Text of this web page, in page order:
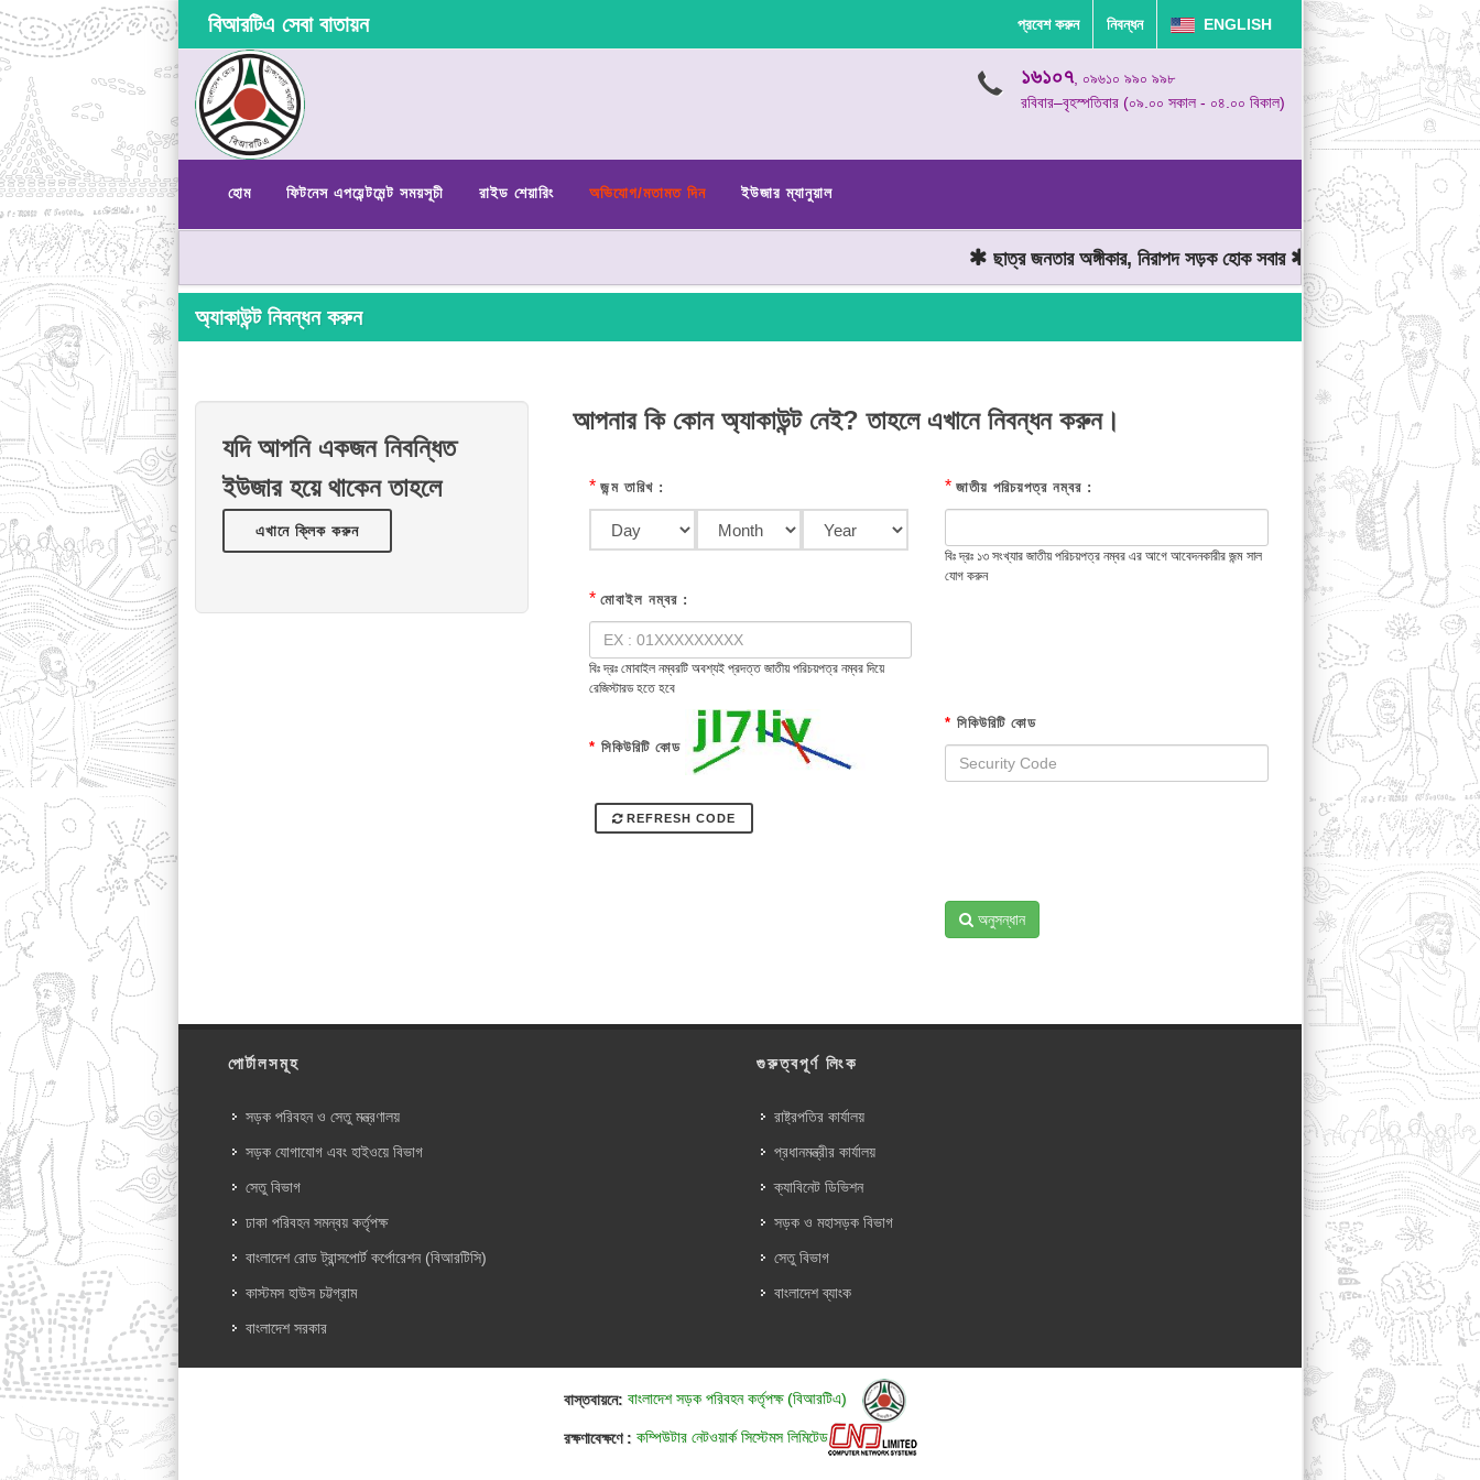
বিআরটিএ সেবা বাতায়ন প্রবেশ করুন নিবন্ধন ENGLISH
১৬১০৭, ০৯৬১০ ৯৯০ ৯৯৮
রবিবার–বৃহস্পতিবার (০৯.০০ সকাল - ০৪.০০ বিকাল)
হোম ফিটনেস এপয়েন্টমেন্ট সময়সূচী রাইড শেয়ারিং অভিযোগ/মতামত দিন ইউজার ম্যানুয়াল
ছাত্র জনতার অঙ্গীকার, নিরাপদ সড়ক হোক সবার মোটরযান চালানোর সময়
অ্যাকাউন্ট নিবন্ধন করুন
যদি আপনি একজন নিবন্ধিত
ইউজার হয়ে থাকেন তাহলে
এখানে ক্লিক করুন
আপনার কি কোন অ্যাকাউন্ট নেই? তাহলে এখানে নিবন্ধন করুন।
* জন্ম তারিখ : * জাতীয় পরিচয়পত্র নম্বর :
বিঃ দ্রঃ ১৩ সংখ্যার জাতীয় পরিচয়পত্র নম্বর এর আগে আবেদনকারীর জন্ম সাল
যোগ করুন
* মোবাইল নম্বর :
বিঃ দ্রঃ মোবাইল নম্বরটি অবশ্যই প্রদত্ত জাতীয় পরিচয়পত্র নম্বর দিয়ে
রেজিস্টারড হতে হবে
* সিকিউরিটি কোড
REFRESH CODE
* সিকিউরিটি কোড
অনুসন্ধান
পোর্টালসমূহ
সড়ক পরিবহন ও সেতু মন্ত্রণালয়
সড়ক যোগাযোগ এবং হাইওয়ে বিভাগ
সেতু বিভাগ
ঢাকা পরিবহন সমন্বয় কর্তৃপক্ষ
বাংলাদেশ রোড ট্রান্সপোর্ট কর্পোরেশন (বিআরটিসি)
কাস্টমস হাউস চট্টগ্রাম
বাংলাদেশ সরকার
গুরুত্বপূর্ণ লিংক
রাষ্ট্রপতির কার্যালয়
প্রধানমন্ত্রীর কার্যালয়
ক্যাবিনেট ডিভিশন
সড়ক ও মহাসড়ক বিভাগ
সেতু বিভাগ
বাংলাদেশ ব্যাংক
বাস্তবায়নে: বাংলাদেশ সড়ক পরিবহন কর্তৃপক্ষ (বিআরটিএ)
রক্ষণাবেক্ষণে : কম্পিউটার নেটওয়ার্ক সিস্টেমস লিমিটেড